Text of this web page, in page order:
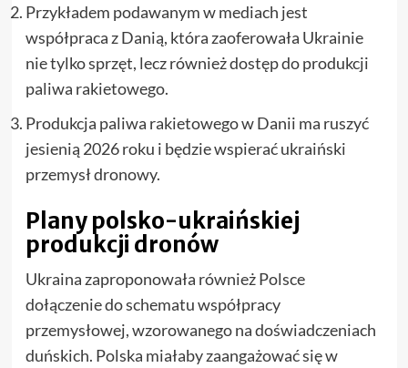
Przykładem podawanym w mediach jest
współpraca z Danią, która zaoferowała Ukrainie
nie tylko sprzęt, lecz również dostęp do produkcji
paliwa rakietowego.
Produkcja paliwa rakietowego w Danii ma ruszyć
jesienią 2026 roku i będzie wspierać ukraiński
przemysł dronowy.
Plany polsko-ukraińskiej
produkcji dronów
Ukraina zaproponowała również Polsce
dołączenie do schematu współpracy
przemysłowej, wzorowanego na doświadczeniach
duńskich. Polska miałaby zaangażować się w